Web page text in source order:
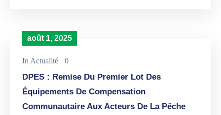
août 1, 2025
InActualité 0
DPES : Remise Du Premier Lot Des
Équipements De Compensation
Communautaire Aux Acteurs De La Pêche